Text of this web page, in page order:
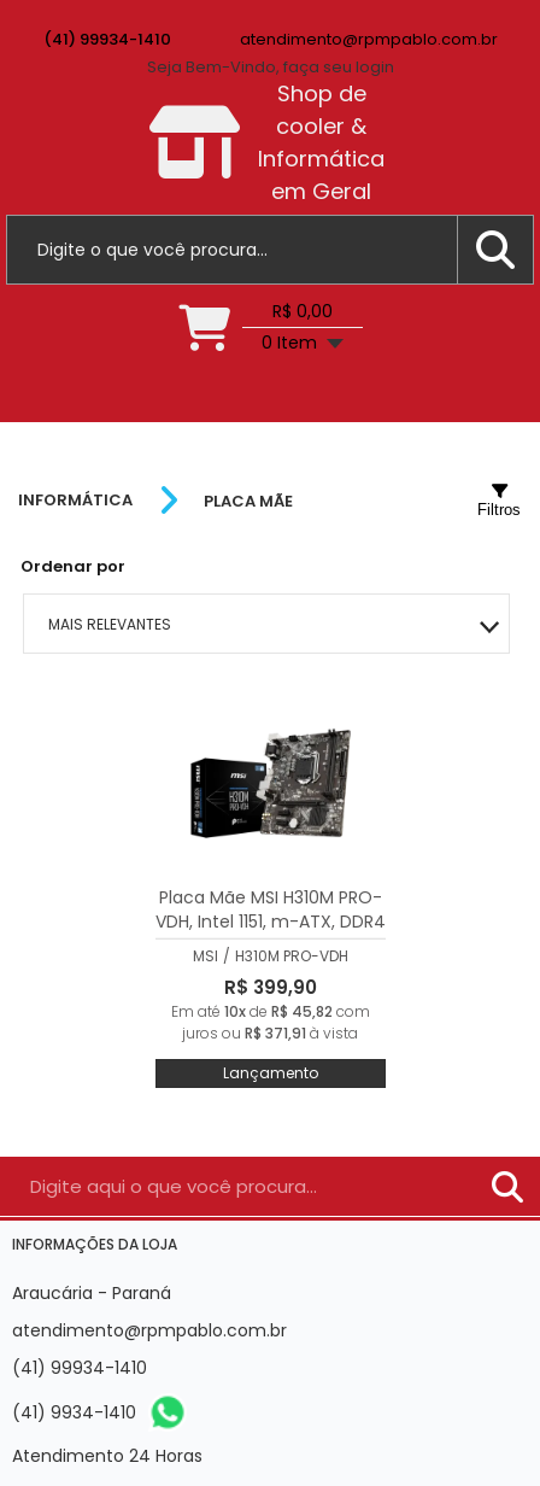
Shop de
cooler &
Informática
em Geral
(41) 99934-1410
atendimento@rpmpablo.com.br
Seja Bem-Vindo, faça seu login
R$ 0,00
0 Item
INFORMÁTICA PLACA MÃE
Ordenar por
MAIS RELEVANTES
Filtros
Placa Mãe MSI H310M PRO-
VDH, Intel 1151, m-ATX, DDR4
- H310M PRO-VDH
MSI / H310M PRO-VDH
R$ 399,90
Em até 10xde R$ 45,82 com
juros ou R$ 371,91 à vista
Lançamento
INFORMAÇÕES DA LOJA
Araucária - Paraná
atendimento@rpmpablo.com.br
(41) 99934-1410
(41) 9934-1410
Atendimento 24 Horas